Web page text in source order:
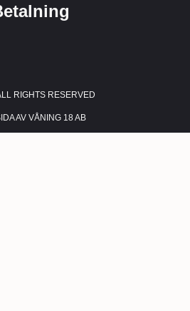
RIGHTS RESERVED​
AV VÅNING 18 AB